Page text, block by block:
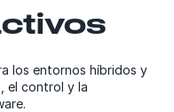
los entornos híbridos y
el control y la